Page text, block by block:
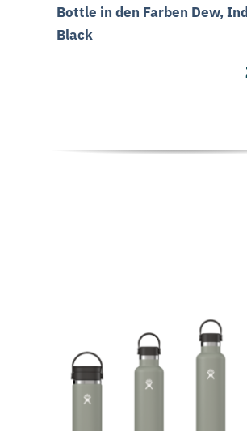
Bottle in den Farben Dew,
Black